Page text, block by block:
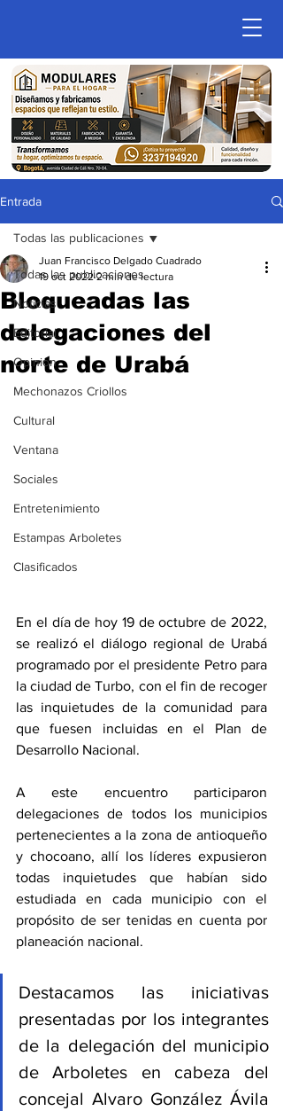
Entrada
Todas las publicaciones
Noticias
Editorial
Opinion
Mechonazos Criollos
Cultural
Ventana
Sociales
Entretenimiento
Estampas Arboletes
Clasificados
Todas las publicaciones
Bloqueadas las
delegaciones del
norte de Urabá
Juan Francisco Delgado Cuadrado
19 oct 2022 2 min de lectura
En el día de hoy 19 de octubre de 2022,
se realizó el diálogo regional de Urabá
programado por el presidente Petro para
la ciudad de Turbo, con el fin de recoger
las inquietudes de la comunidad para
que fuesen incluidas en el Plan de
Desarrollo Nacional.
A este encuentro participaron
delegaciones de todos los municipios
pertenecientes a la zona de antioqueño
y chocoano, allí los líderes expusieron
todas inquietudes que habían sido
estudiada en cada municipio con el
propósito de ser tenidas en cuenta por
planeación nacional.
Destacamos las iniciativas
presentadas por los integrantes
de la delegación del municipio
de Arboletes en cabeza del
concejal Alvaro González Ávila